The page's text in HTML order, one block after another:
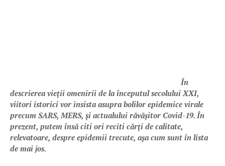
În
descrierea vieții omenirii de la începutul secolului XXI,
viitori istorici vor insista asupra bolilor epidemice virale
precum SARS, MERS, și actualului răvășitor Covid-19. În
prezent, putem însă citi ori reciti cărți de calitate,
relevatoare, despre epidemii trecute, așa cum sunt în lista
de mai jos.